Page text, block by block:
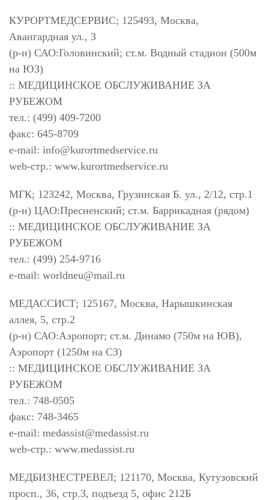
КУРОРТМЕДСЕРВИС; 125493, Москва,
Авангардная ул., 3
(р-н) САО:Головинский; ст.м. Водный стадион (500м
на ЮЗ)
:: МЕДИЦИНСКОЕ ОБСЛУЖИВАНИЕ ЗА
РУБЕЖОМ
тел.: (499) 409-7200
факс: 645-8709
e-mail: info@kurortmedservice.ru
web-стр.: www.kurortmedservice.ru
МГК; 123242, Москва, Грузинская Б. ул., 2/12, стр.1
(р-н) ЦАО:Пресненский; ст.м. Баррикадная (рядом)
:: МЕДИЦИНСКОЕ ОБСЛУЖИВАНИЕ ЗА
РУБЕЖОМ
тел.: (499) 254-9716
e-mail: worldneu@mail.ru
МЕДАССИСТ; 125167, Москва, Нарышкинская
аллея, 5, стр.2
(р-н) САО:Аэропорт; ст.м. Динамо (750м на ЮВ),
Аэропорт (1250м на СЗ)
:: МЕДИЦИНСКОЕ ОБСЛУЖИВАНИЕ ЗА
РУБЕЖОМ
тел.: 748-0505
факс: 748-3465
e-mail: medassist@medassist.ru
web-стр.: www.medassist.ru
МЕДБИЗНЕСТРЕВЕЛ; 121170, Москва, Кутузовский
просп., 36, стр.3, подъезд 5, офис 212Б